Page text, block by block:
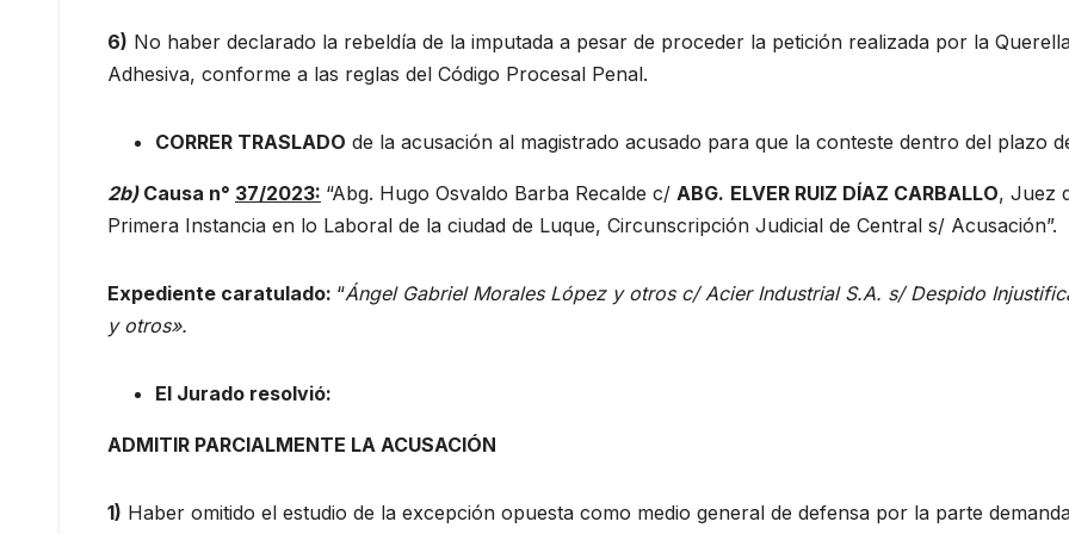
6) No haber declarado la rebeldía de la imputada a pesar de proceder la petición realizada por la
Adhesiva, conforme a las reglas del Código Procesal Penal.
CORRER TRASLADO de la acusación al magistrado acusado para que la conteste dentro del plazo
2b)Causa n° 37/2023: “Abg. Hugo Osvaldo Barba Recalde c/ ABG. ELVER RUIZ DÍAZ CARBALLO, Juez
Primera Instancia en lo Laboral de la ciudad de Luque, Circunscripción Judicial de Central s/ Acusación”.
Expediente caratulado: “Ángel Gabriel Morales López y otros c/ Acier Industrial S.A. s/ Despido
y otros».
El Jurado resolvió:
ADMITIR PARCIALMENTE LA ACUSACIÓN
1) Haber omitido el estudio de la excepción opuesta como medio general de defensa por la parte